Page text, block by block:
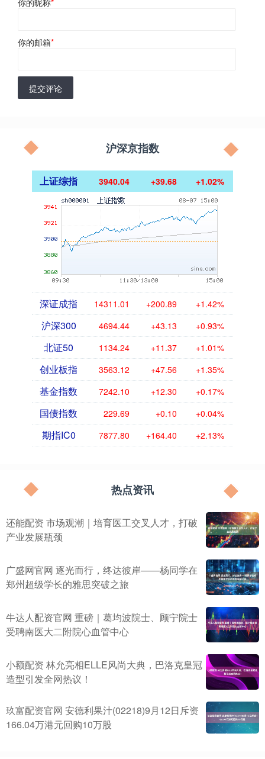
你的邮箱*
提交评论
沪深京指数
上证综指 3940.04 +39.68 +1.02%
深证成指 14311.01 +200.89 +1.42%
沪深300 4694.44 +43.13 +0.93%
北证50 1134.24 +11.37 +1.01%
创业板指 3563.12 +47.56 +1.35%
基金指数 7242.10 +12.30 +0.17%
国债指数 229.69 +0.10 +0.04%
期指IC0 7877.80 +164.40 +2.13%
热点资讯
还能配资 市场观潮｜培育医工交叉人才，打破
产业发展瓶颈
广盛网官网 逐光而行，终达彼岸——杨同学在
郑州超级学长的雅思突破之旅
牛达人配资官网 重磅｜葛均波院士、顾宁院士
受聘南医大二附院心血管中心
小额配资 林允亮相ELLE风尚大典，巴洛克皇冠
造型引发全网热议！
玖富配资官网 安德利果汁(02218)9月12日斥资
166.04万港元回购10万股